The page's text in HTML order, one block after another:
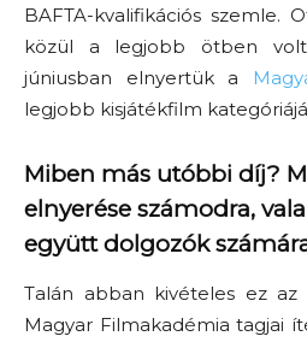
BAFTA-kvalifikációs szemle.
közül a legjobb ötben
júniusban elnyertük a
legjobb kisjátékfilm
Miben más utóbbi díj?
elnyerése számodra,
együtt dolgozók
Talán abban kivételes ez
Magyar Filmakadémia tagjai